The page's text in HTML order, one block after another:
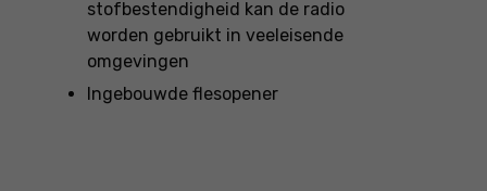
stofbestendigheid kan de radio
worden gebruikt in veeleisende
omgevingen
Ingebouwde flesopener